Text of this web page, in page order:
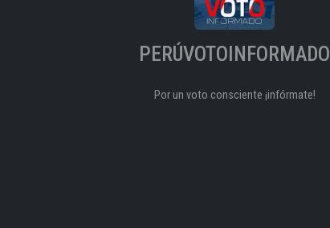
PERÚVOTOINFORMADO
Por un voto consciente ¡infórmate!